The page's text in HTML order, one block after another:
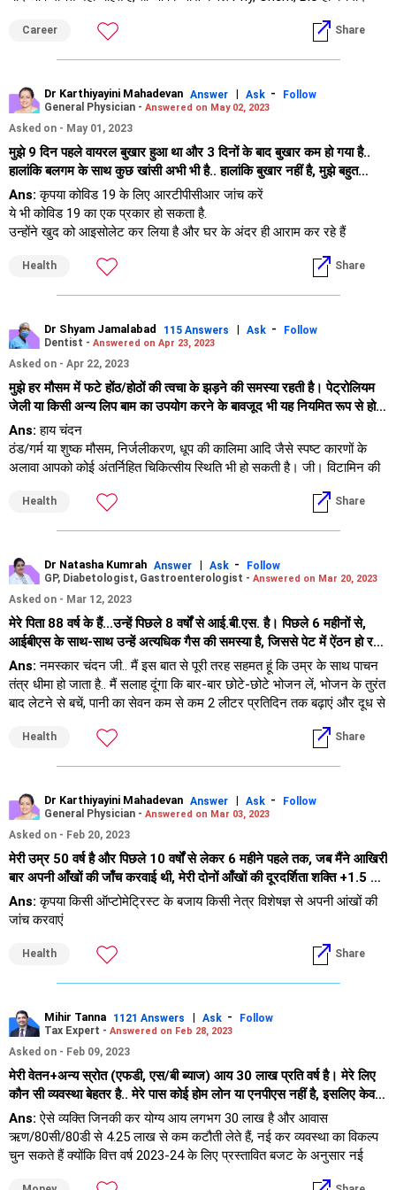
दावे से संबंधित सभी संचार और दस्तावेज़ीकरण का पूरा रिकॉर्ड रखें, और
पॉलिसीधारक के रूप में अपने पिता के अधिकारों की वकालत करना जारी रखें।
Career Share
Dr Karthiyayini Mahadevan Answer | Ask -
Follow
General Physician - Answered on May 02, 2023
Asked on - May 01, 2023
मुझे 9 दिन पहले वायरल बुखार हुआ था और 3 दिनों के बाद बुखार कम हो गया है..
हालांकि बलगम के साथ कुछ खांसी अभी भी है.. हालांकि बुखार नहीं है, मुझे बहुत
थकान महसूस होती है (मैं विटामिन टैबलेट के साथ पर्याप्त तरल पदार्थ और ओआरएस
ले रहा हूं) ) और इसके साथ ही, मुझे अपनी नाक से एक गंध (एक प्रकार की मीठी
गंध) महसूस हो रही है, हालांकि गंध का ऐसा कोई स्रोत नहीं है.. यह अजीब गंध की
अनुभूति 4 दिन पहले शुरू हुई थी और अभी भी है..क्या आप कृपया बता सकते हैं।
उपाय बताएं कि थकान और बदबू से कैसे छुटकारा पाएं?
Ans: कृपया कोविड 19 के लिए आरटीपीसीआर जांच करें
ये भी कोविड 19 का एक प्रकार हो सकता है.
उन्होंने खुद को आइसोलेट कर लिया है और घर के अंदर ही आराम कर रहे हैं
Health Share
Dr Shyam Jamalabad 115 Answers | Ask -
Follow
Dentist - Answered on Apr 23, 2023
Asked on - Apr 22, 2023
मुझे हर मौसम में फटे होंठ/होठों की त्वचा के झड़ने की समस्या रहती है। पेट्रोलियम
जेली या किसी अन्य लिप बाम का उपयोग करने के बावजूद भी यह नियमित रूप से हो
रहा है। क्या कोई इलाज या दवा है जिसे आप सुझा सकते हैं या कृपया बता सकते हैं।
कोई अच्छा लिप बाम बताएं, जो इस समस्या को खत्म कर सके?
Ans: हाय चंदन
ठंड/गर्म या शुष्क मौसम, निर्जलीकरण, धूप की कालिमा आदि जैसे स्पष्ट कारणों के
अलावा आपको कोई अंतर्निहित चिकित्सीय स्थिति भी हो सकती है। जी। विटामिन की
नहीं लगता कि इसका किसी दंत संबंधी समस्या से कोई लेना-देना है। कृपया अपने
Health Share
Dr Natasha Kumrah Answer | Ask -
Follow
GP, Diabetologist, Gastroenterologist - Answered on Mar 20, 2023
Asked on - Mar 12, 2023
मेरे पिता 88 वर्ष के हैं...उन्हें पिछले 8 वर्षों से आई.बी.एस. है। पिछले 6 महीनों से,
आईबीएस के साथ-साथ उन्हें अत्यधिक गैस की समस्या है, जिससे पेट में ऐंठन हो रही
है, जो पिछले 2 हफ्तों में काफी बढ़ गई है..मैंने 2 महीने पहले गैस्ट्रो विशेषज्ञ के साथ-
साथ एक सप्ताह पहले आयुर्वेदिक डॉक्टर से भी परामर्श लिया है... .जांच में कुछ भी
असामान्य नहीं मिला..उनके अनुसार, उम्र के कारण उन्हें मल त्यागने में समस्या है।
उन्होंने कुछ दवाएँ दी हैं, जिन्हें मेरे पिता बिना किसी सुधार के नियमित रूप से ले रहे हैं।
कृपया यह भी ध्यान दें कि, मेरे पिता का पित्ताशय भी 12 साल पहले हटा दिया गया था..
डॉक्टर की सलाह के अनुसार वह भी बहुत सीमित आहार पर हैं। क्या आप कृपया
स्थिति में किसी सुधार के लिए सुझाव दे सकते हैं?
Ans: नमस्कार चंदन जी.. मैं इस बात से पूरी तरह सहमत हूं कि उम्र के साथ पाचन
तंत्र धीमा हो जाता है.. मैं सलाह दूंगा कि बार-बार छोटे-छोटे भोजन लें, भोजन के तुरंत
बाद लेटने से बचें, पानी का सेवन कम से कम 2 लीटर प्रतिदिन तक बढ़ाएं और दूध से
खाने से यह पता चल जाएगा कि उसे खाने की कौन सी चीजें बर्दाश्त नहीं हो रही हैं।
Health Share
Dr Karthiyayini Mahadevan Answer | Ask -
Follow
General Physician - Answered on Mar 03, 2023
Asked on - Feb 20, 2023
मेरी उम्र 50 वर्ष है और पिछले 10 वर्षों से लेकर 6 महीने पहले तक, जब मैंने आखिरी
बार अपनी आँखों की जाँच करवाई थी, मेरी दोनों आँखों की दूरदर्शिता शक्ति +1.5 के
साथ-साथ +2.00 की निकट दृष्टि शक्ति है। हाल ही में स्वास्थ्य जांच के दौरान, मैंने
पाया कि मेरी दाहिनी आंख की दूरदर्शी दृष्टि (-ve(0.75) में बदल गई है, हालांकि
ग्लास में मेरी शक्ति बदलने के बाद, मैं हूं) पिछले 7 दिनों से थोड़ा चक्कर आ रहा है
(संतुलन की समस्या जैसा लग रहा है)..क्या कारण हो सकता है? .इसके अलावा, क्या
दाहिनी आंख की शक्ति में +ve से -ve तक भारी बदलाव का कोई अंतर्निहित कारण हो
सकता है, जो कुछ गंभीर हो सकता है?
Ans: कृपया किसी ऑप्टोमेट्रिस्ट के बजाय किसी नेत्र विशेषज्ञ से अपनी आंखों की
जांच करवाएं
Health Share
Mihir Tanna 1121 Answers | Ask -
Follow
Tax Expert - Answered on Feb 28, 2023
Asked on - Feb 09, 2023
मेरी वेतन+अन्य स्रोत (एफडी, एस/बी ब्याज) आय 30 लाख प्रति वर्ष है। मेरे लिए
कौन सी व्यवस्था बेहतर है.. मेरे पास कोई होम लोन या एनपीएस नहीं है, इसलिए केवल
80 सी पर विचार करते हुए, पुरानी और नई व्यवस्था में कर का बोझ क्या होगा..
Ans: ऐसे व्यक्ति जिनकी कर योग्य आय लगभग 30 लाख है और आवास
ऋण/80सी/80डी से 4.25 लाख से कम कटौती लेते हैं, नई कर व्यवस्था का विकल्प
चुन सकते हैं क्योंकि वित्त वर्ष 2023-24 के लिए प्रस्तावित बजट के अनुसार नई